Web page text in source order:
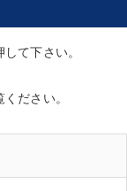
て下さい。
ください。